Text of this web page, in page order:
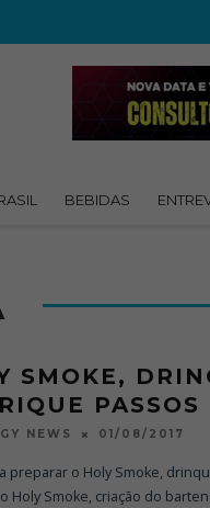
BEBIDAS
SMOKE,
PASSOS
NEWS 01/08/2017
preparar o Holy Smoke,
Holy Smoke, criação do